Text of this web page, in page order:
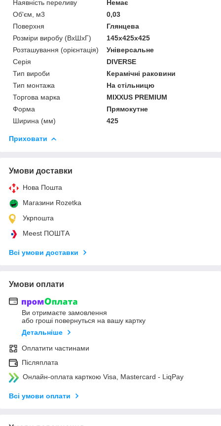
Наявність переливу
Немає
Об'єм, м3
0,03
Поверхня
Глянцева
Розміри виробу (ВхШхГ)
145x425x425
Розташування (орієнтація)
Універсальне
Серія
DIVERSE
Тип вироби
Керамічні раковини
Тип монтажа
На стільницю
Торгова марка
MIXXUS PREMIUM
Форма
Прямокутне
Ширина (мм)
425
Приховати
Умови доставки
Нова Пошта
Магазини Rozetka
Укрпошта
Meest ПОШТА
Всі умови доставки
Умови оплати
Ви отримаєте замовлення
або гроші повернуться на вашу картку
Детальніше
Оплатити частинами
Післяплата
Онлайн-оплата карткою Visa, Mastercard - LiqPay
Всі умови оплати